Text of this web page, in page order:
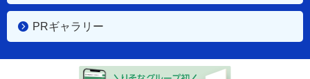
PRギャラリー